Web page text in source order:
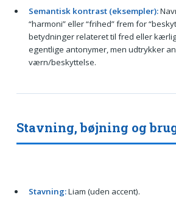
Semantisk kontrast (eksempler):
“harmoni” eller “frihed” frem for
betydninger relateret til fred eller
egentlige antonymer, men udtrykker
værn/beskyttelse.
Stavning, bøjning og
Stavning:Liam (uden accent).